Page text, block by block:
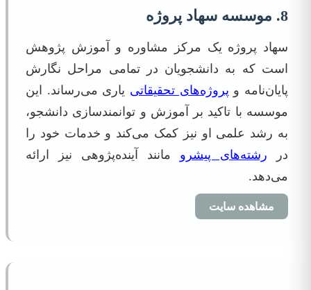
8. موسسه سهاد پروژه
سهاد پروژه یک مرکز مشاوره و آموزش پژوهش
است که به دانشجویان در تمامی مراحل نگارش
پایان‌نامه و پروژه‌های تحقیقاتی یاری می‌رساند. این
موسسه با تاکید بر آموزش و توانمندسازی دانشجو،
به رشد علمی او نیز کمک می‌کند و خدمات خود را
در رشته‌های پیشرو مانند آینده‌پژوهی نیز ارائه
می‌دهد.
مشاهده سایت